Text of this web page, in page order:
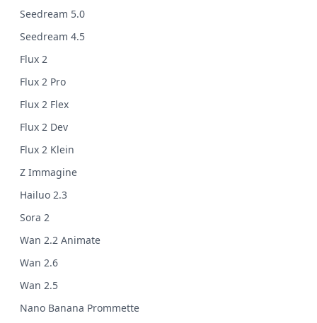
Seedream 5.0
Seedream 4.5
Flux 2
Flux 2 Pro
Flux 2 Flex
Flux 2 Dev
Flux 2 Klein
Z Immagine
Hailuo 2.3
Sora 2
Wan 2.2 Animate
Wan 2.6
Wan 2.5
Nano Banana Prommette